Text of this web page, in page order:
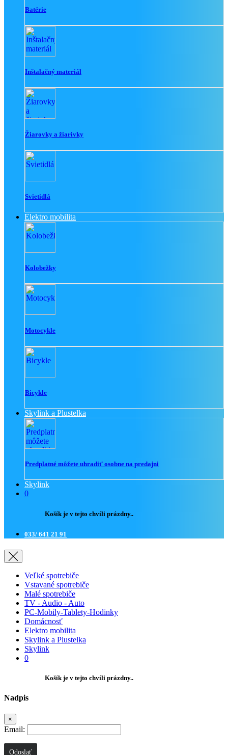
Batérie
Inštalačný materiál
Žiarovky a žiarivky
Svietidlá
Elektro mobilita
Kolobežky
Motocykle
Bicykle
Skylink a Plustelka
Predplatné môžete uhradiť osobne na predajni
Skylink
0
Košík je v tejto chvíli prázdny..
033/ 641 21 91
Veľké spotrebiče
Vstavané spotrebiče
Malé spotrebiče
TV - Audio - Auto
PC-Mobily-Tablety-Hodinky
Domácnosť
Elektro mobilita
Skylink a Plustelka
Skylink
0
Košík je v tejto chvíli prázdny..
Nadpis
×
Email:
Odoslať